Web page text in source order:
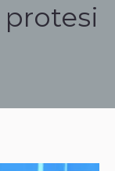
protesi